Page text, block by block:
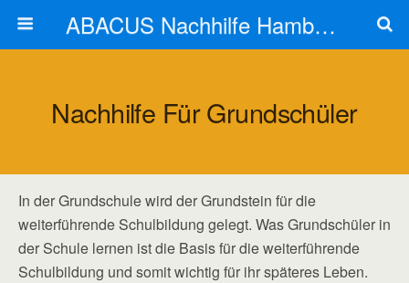
ABACUS Nachhilfe Hamburg
Nachhilfe Für Grundschüler
In der Grundschule wird der Grundstein für die
weiterführende Schulbildung gelegt. Was Grundschüler in
der Schule lernen ist die Basis für die weiterführende
Schulbildung und somit wichtig für ihr späteres Leben.